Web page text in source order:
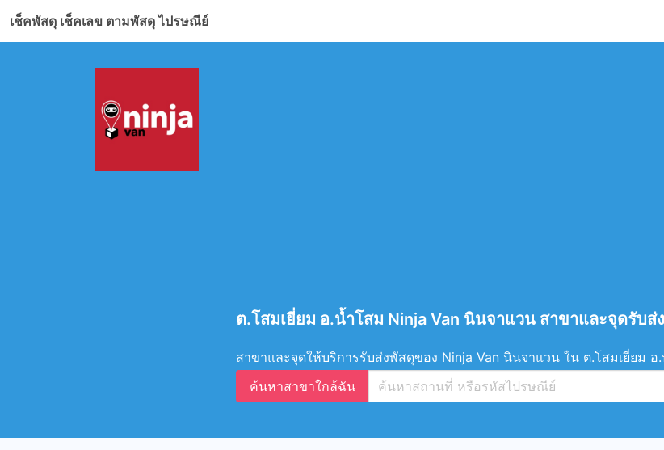
เช็คพัสดุ เช็คเลข ตามพัสดุ ไปรษณีย์
ต.โสมเยี่ยม อ.น้ำโสม Ninja Van นินจาแวน สาขาและจุดรับส่
สาขาและจุดให้บริการรับส่งพัสดุของ Ninja Van นินจาแวน ใน ต.โสมเยี่ยม
ค้นหาสาขาใกล้ฉัน